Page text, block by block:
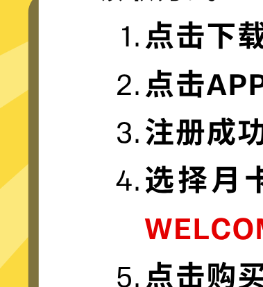
更多服务器地区选择
欧服游戏加速器现已拥有超多加速服务器节点，并且
中。
卓越的连接稳定性
欧服游戏加速器采用行业领先的自研发通信协议，深
论您身在何处，都可轻松加速。
超群的数据加密
无国界内容